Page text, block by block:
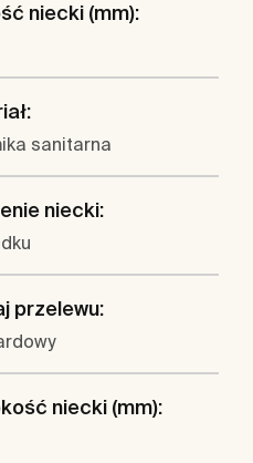
niecki (mm):
sanitarna
niecki:
przelewu:
niecki (mm):